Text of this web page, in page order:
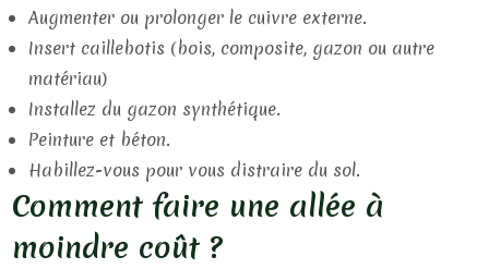
Augmenter ou prolonger le cuivre externe.
Insert caillebotis (bois, composite, gazon ou autre
matériau)
Installez du gazon synthétique.
Peinture et béton.
Habillez-vous pour vous distraire du sol.
Comment faire une allée à
moindre coût ?